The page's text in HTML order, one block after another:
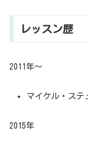
レッスン歴
2011年～
マイケル・ステ
2015年